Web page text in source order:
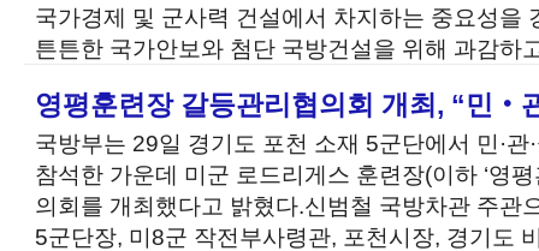
국가경제 및 군사력 건설에서 차지하는 중요성을
튼튼한 국가안보와 첨단 국방건설을 위해 과감하
영평훈련장 갈등관리협의회 개최, “민‧
국방부는 29일 경기도 포천 소재 5군단에서 민·관
참석한 가운데 미군 로드리게스 훈련장(이하 ‘영
의회를 개최했다고 밝혔다.신범철 국방차관 주관
5군단장, 미8군 작전부사령관, 포천시장, 경기도